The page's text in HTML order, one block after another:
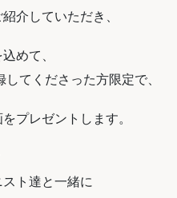
介していただき、
めて、
してくださった方限定で、
プレゼントします。
ト達と一緒に